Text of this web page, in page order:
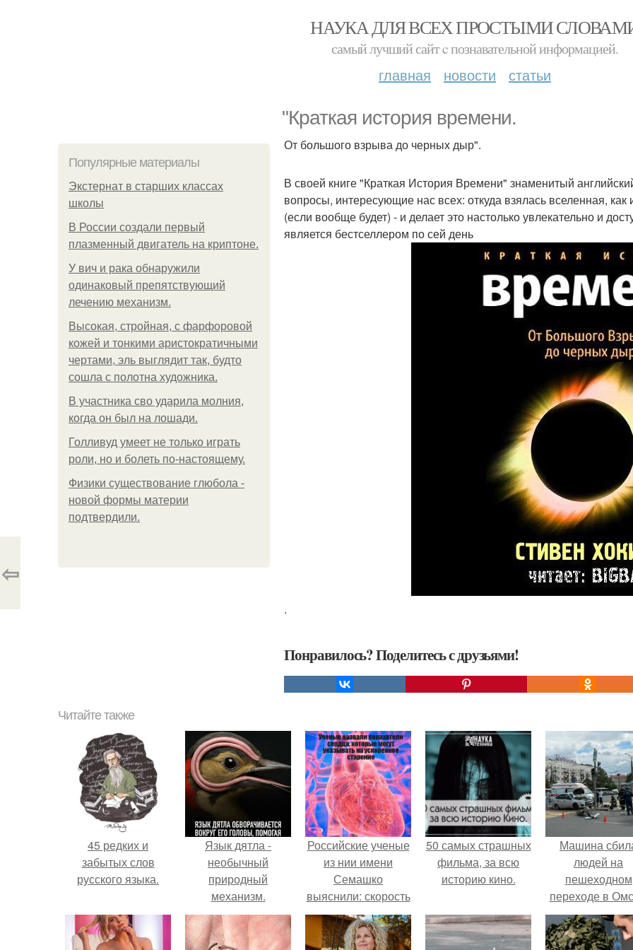
НАУКА ДЛЯ ВСЕХ ПРОСТЫМИ
самый лучший сайт c познавательной информацией.
главная новости статьи
"Краткая история времени.
Популярные материалы
Экстернат в старших классах
школы
В России создали первый
плазменный двигатель на криптоне.
У вич и рака обнаружили
одинаковый препятствующий
лечению механизм.
Высокая, стройная, с фарфоровой
кожей и тонкими аристократичными
чертами, эль выглядит так, будто
сошла с полотна художника.
В участника сво ударила молния,
когда он был на лошади.
Голливуд умеет не только играть
роли, но и болеть по-настоящему.
Физики существование глюбола -
новой формы материи
подтвердили.
От большого взрыва до черных дыр".
В своей книге "Краткая История Времени" знаменитый
вопросы, интересующие нас всех: откуда взялась вселенная, как
(если вообще будет) - и делает это настолько увлекательно и
является бестселлером по сей день
.
Понравилось? Поделитесь с друзьями!
⇦
Читайте также
45 редких и
забытых слов
русского языка.
Язык дятла -
необычный
природный
механизм.
Российские ученые
из нии имени
Семашко
выяснили: скорость
старения напрямую
зависит от
50 самых страшных
фильма, за всю
историю кино.
Машина
людей на
пешеходном
переходе в
пострадали 8
человек.